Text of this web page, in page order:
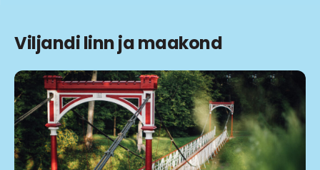
Viljandi linn ja maakond